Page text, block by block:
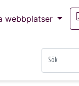
webbplatser